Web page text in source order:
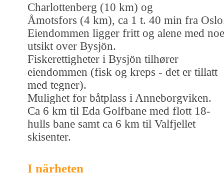
Charlottenberg (10 km) og
Åmotsfors (4 km), ca 1 t. 40 min fra
Eiendommen ligger fritt og alene med noe
utsikt over Bysjön.
Fiskerettigheter i Bysjön tilhører
eiendommen (fisk og kreps - det er tillatt
med tegner).
Mulighet for båtplass i Anneborgviken.
Ca 6 km til Eda Golfbane med flott 18-
hulls bane samt ca 6 km til Valfjellet
skisenter.
I närheten